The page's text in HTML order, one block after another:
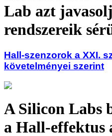
Lab azt
rendszereik
Hall-szenzorok a XXI.
követelményei szerint
A Silicon Labs
a Hall-effektus